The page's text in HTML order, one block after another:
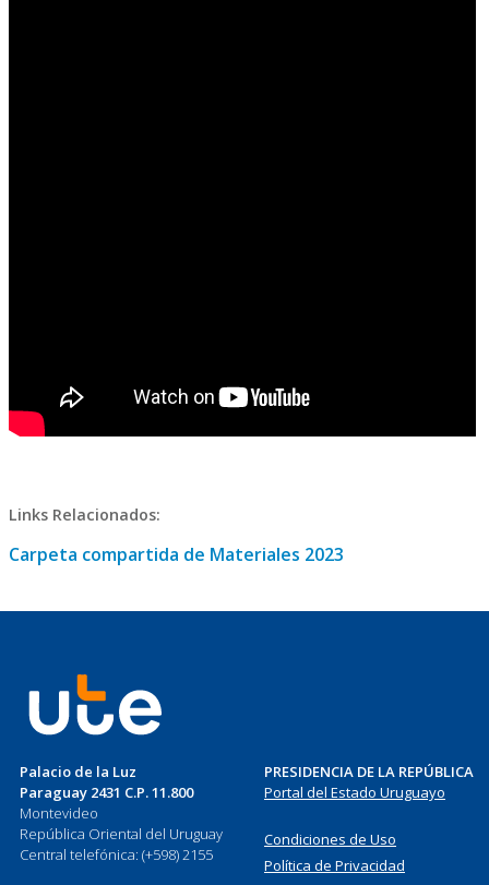
Links Relacionados:
Carpeta compartida de Materiales 2023
Palacio de la Luz
Paraguay 2431 C.P. 11.800
Montevideo
República Oriental del Uruguay
Central telefónica: (+598) 2155
PRESIDENCIA DE LA REPÚBLICA
Portal del Estado Uruguayo
Condiciones de Uso
Política de Privacidad